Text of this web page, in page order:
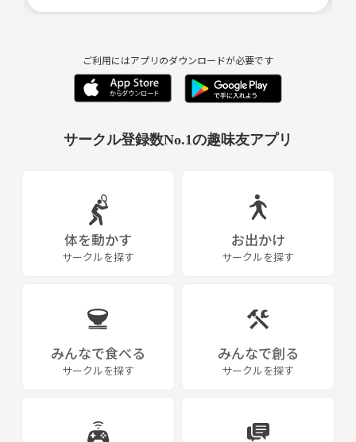
ご利用にはアプリのダウンロードが必要です
サークル登録数No.1の趣味友アプリ
体を動かす
サークルを探す
お出かけ
サークルを探す
みんなで食べる
サークルを探す
みんなで創る
サークルを探す